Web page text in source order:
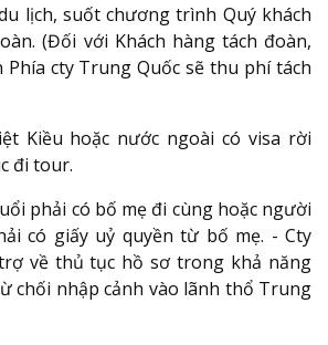
lịch, suốt chương trình Quý khách
(Đối với Khách hàng tách đoàn,
cty Trung Quốc sẽ thu phí tách
Kiều hoặc nước ngoài có visa rời
đi tour.
phải có bố mẹ đi cùng hoặc người
có giấy uỷ quyền từ bố mẹ. - Cty
về thủ tục hồ sơ trong khả năng
chối nhập cảnh vào lãnh thổ Trung